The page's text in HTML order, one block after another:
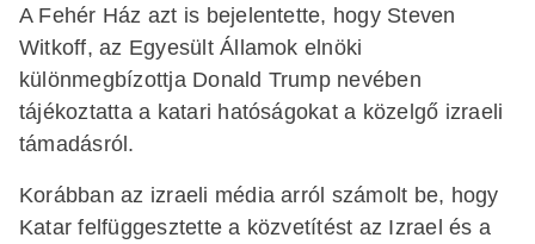
A Fehér Ház azt is bejelentette, hogy Steven
Witkoff, az Egyesült Államok elnöki
különmegbízottja Donald Trump nevében
tájékoztatta a katari hatóságokat a közelgő izraeli
támadásról.
Korábban az izraeli média arról számolt be, hogy
Katar felfüggesztette a közvetítést az Izrael és a